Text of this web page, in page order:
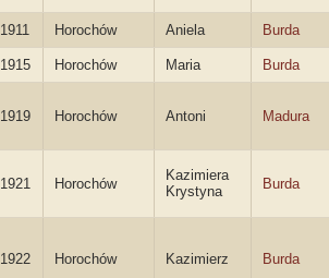
1911 Horochów Aniela Burda
1915 Horochów Maria Burda
1919 Horochów Antoni Madura
1921 Horochów
Kazimiera
Krystyna
Burda
1922 Horochów Kazimierz Burda